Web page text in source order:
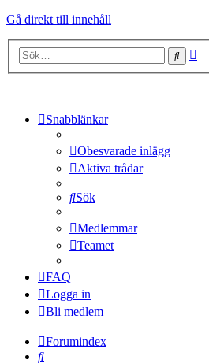
Gå direkt till innehåll
Sök
Snabblänkar
Obesvarade inlägg
Aktiva trådar
Sök
Medlemmar
Teamet
FAQ
Logga in
Bli medlem
Forumindex
Sök